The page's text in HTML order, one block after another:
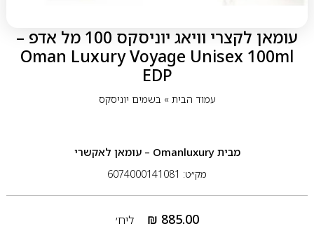
עומאן לקצרי וויאג יוניסקס 100 מל אדפ –
Oman Luxury Voyage Unisex 100ml
EDP
עמוד הבית» בשמים יוניסקס
מבית Omanluxury – עומאן לאקשרי
מק״ט: 6074000141081
₪ 885.00 ליח׳